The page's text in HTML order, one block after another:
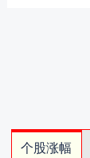
个股涨幅